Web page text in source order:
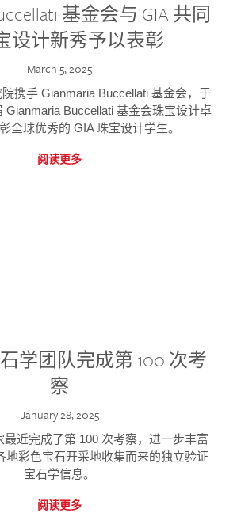
基金会与 GIA 共同
设计新秀予以表彰
March 5, 2025
携手 Gianmaria Buccellati 基金会，于
Gianmaria Buccellati 基金会珠宝设计卓
全球优秀的 GIA 珠宝设计学生。
阅读更多
学团队完成第 100 次考
察
January 28, 2025
最近完成了第 100 次考察，进一步丰富
地彩色宝石开采地收集而来的独立验证
宝石学信息。
阅读更多